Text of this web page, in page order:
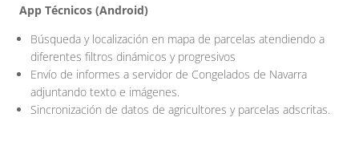
App Técnicos (Android)
Búsqueda y localización en mapa de parcelas atendiendo a
diferentes filtros dinámicos y progresivos
Envío de informes a servidor de Congelados de Navarra
adjuntando texto e imágenes.
Sincronización de datos de agricultores y parcelas adscritas.